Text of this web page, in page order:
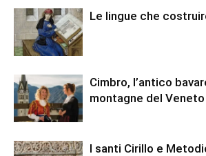
Le lingue che
Cimbro, l’antico
montagne del Veneto
I santi Cirillo e